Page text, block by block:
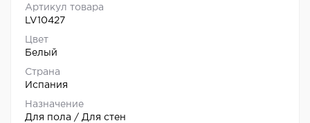
Артикул товара
LV10427
Цвет
Белый
Страна
Испания
Назначение
Для пола / Для стен